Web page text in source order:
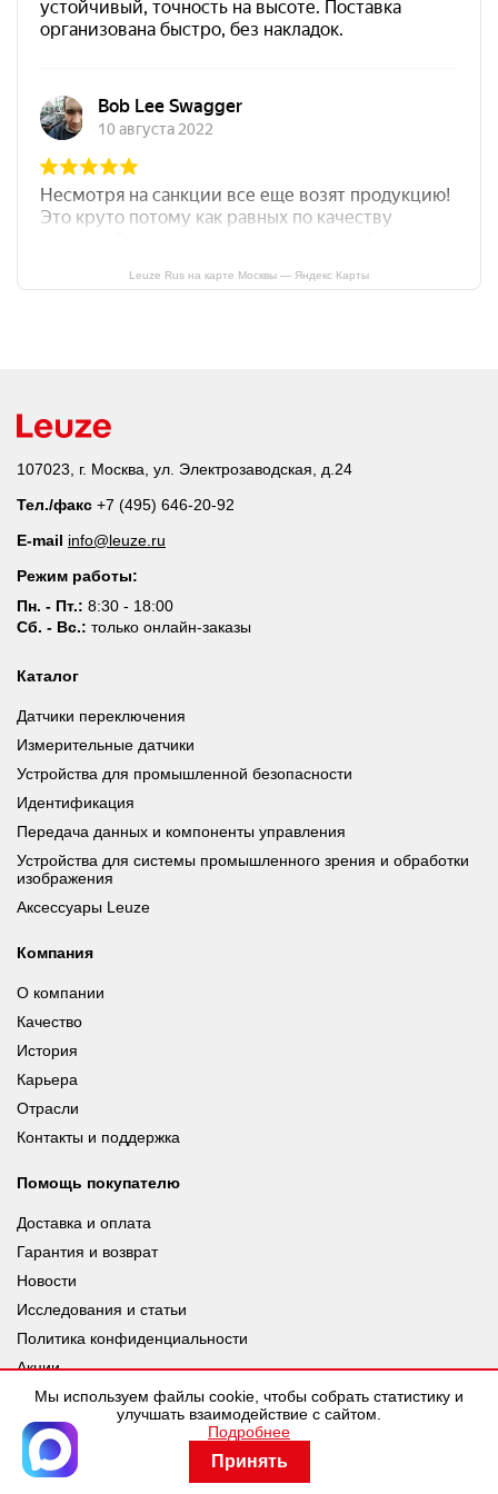
Leuze Rus на карте Москвы — Яндекс Карты
107023, г. Москва, ул. Электрозаводская, д.24
Тел./факс +7 (495) 646-20-92
E-mail info@leuze.ru
Режим работы:
Пн. - Пт.: 8:30 - 18:00
Сб. - Вс.: только онлайн-заказы
Каталог
Датчики переключения
Измерительные датчики
Устройства для промышленной безопасности
Идентификация
Передача данных и компоненты управления
Устройства для системы промышленного зрения и обработки
изображения
Аксессуары Leuze
Компания
О компании
Качество
История
Карьера
Отрасли
Контакты и поддержка
Помощь покупателю
Доставка и оплата
Гарантия и возврат
Новости
Исследования и статьи
Политика конфиденциальности
Акции
© leuze.ru [LEUZE RUS], 2026 |Разработка SDev
Мы используем файлы cookie, чтобы собрать статистику и
улучшать взаимодействие с сайтом.
Подробнее
Принять